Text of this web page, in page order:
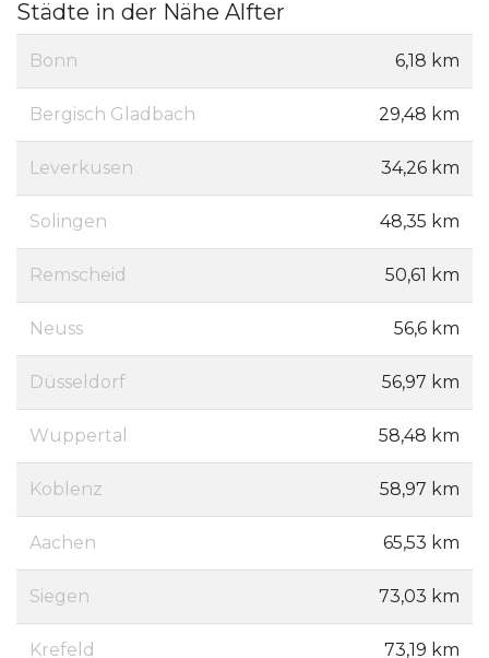
Städte in der Nähe Alfter
Bonn 6,18 km
Bergisch Gladbach 29,48 km
Leverkusen 34,26 km
Solingen 48,35 km
Remscheid 50,61 km
Neuss 56,6 km
Düsseldorf 56,97 km
Wuppertal 58,48 km
Koblenz 58,97 km
Aachen 65,53 km
Siegen 73,03 km
Krefeld 73,19 km